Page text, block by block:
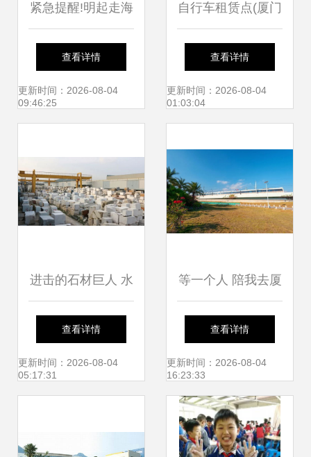
紧急提醒!明起走海
沧大桥千万别做这
些事,厦门交警开始
查看详情
更新时间：2026-08-04
09:46:25
自行车租赁点(厦门
仙岳大厦西)
查看详情
更新时间：2026-08-04
01:03:04
进击的石材巨人 水
头引力 如何寻求新
机遇 中
查看详情
更新时间：2026-08-04
05:17:31
等一个人 陪我去厦
门
查看详情
更新时间：2026-08-04
16:23:33